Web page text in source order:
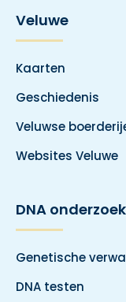
Veluwe
Kaarten
Geschiedenis
Veluwse
Websites Veluwe
DNA onderzoek
Genetische
DNA testen